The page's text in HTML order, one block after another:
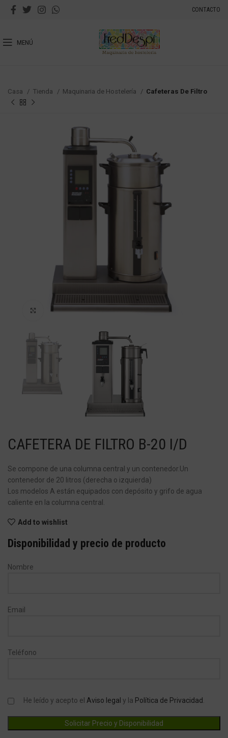
CONTACTO
MENÚ
Casa Tienda Maquinaria de Hostelería Cafeteras De Filtro
Haga Click para agrandar
CAFETERA DE FILTRO B-20 I/D
Se compone de una columna central y un contenedor.Un
contenedor de 20 litros (derecha o izquierda)
Los modelos A están equipados con depósito y grifo de agua
caliente en la columna central.
Add to wishlist
Disponibilidad y precio de producto
Nombre
Email
Teléfono
He leído y acepto el Aviso legal y la Política de Privacidad.